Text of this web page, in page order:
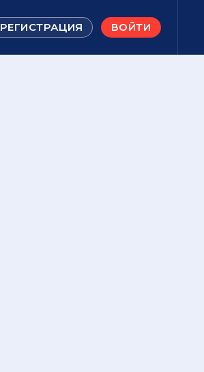
РЕГИСТРАЦИЯ ВОЙТИ